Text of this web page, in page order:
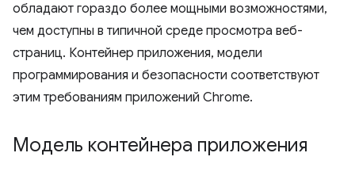
обладают гораздо более мощными возможностями,
чем доступны в типичной среде просмотра веб-
страниц. Контейнер приложения, модели
программирования и безопасности соответствуют
этим требованиям приложений Chrome.
Модель контейнера приложения